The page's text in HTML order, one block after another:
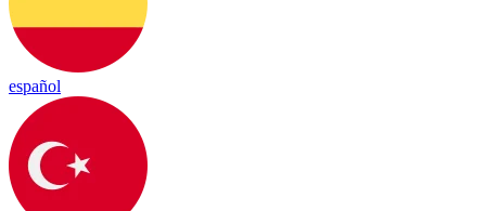
español